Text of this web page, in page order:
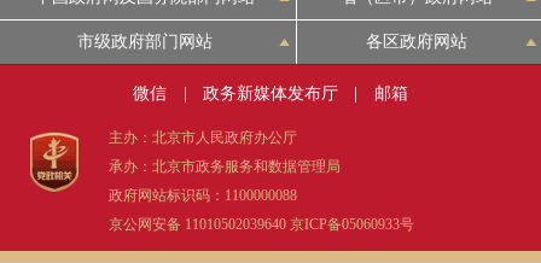
市级政府部门网站 各区政府网站
微信 政务新媒体发布厅 邮箱
主办：北京市人民政府办公厅
承办：北京市政务服务和数据管理局
政府网站标识码：1100000088
京公网安备 11010502039640 京ICP备05060933号